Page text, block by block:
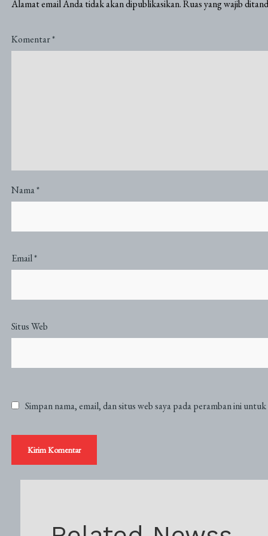
Alamat email Anda tidak akan dipublikasikan.Ruas yang wajib
Komentar*
Nama*
Email*
Situs Web
Simpan nama, email, dan situs web saya pada peramban ini